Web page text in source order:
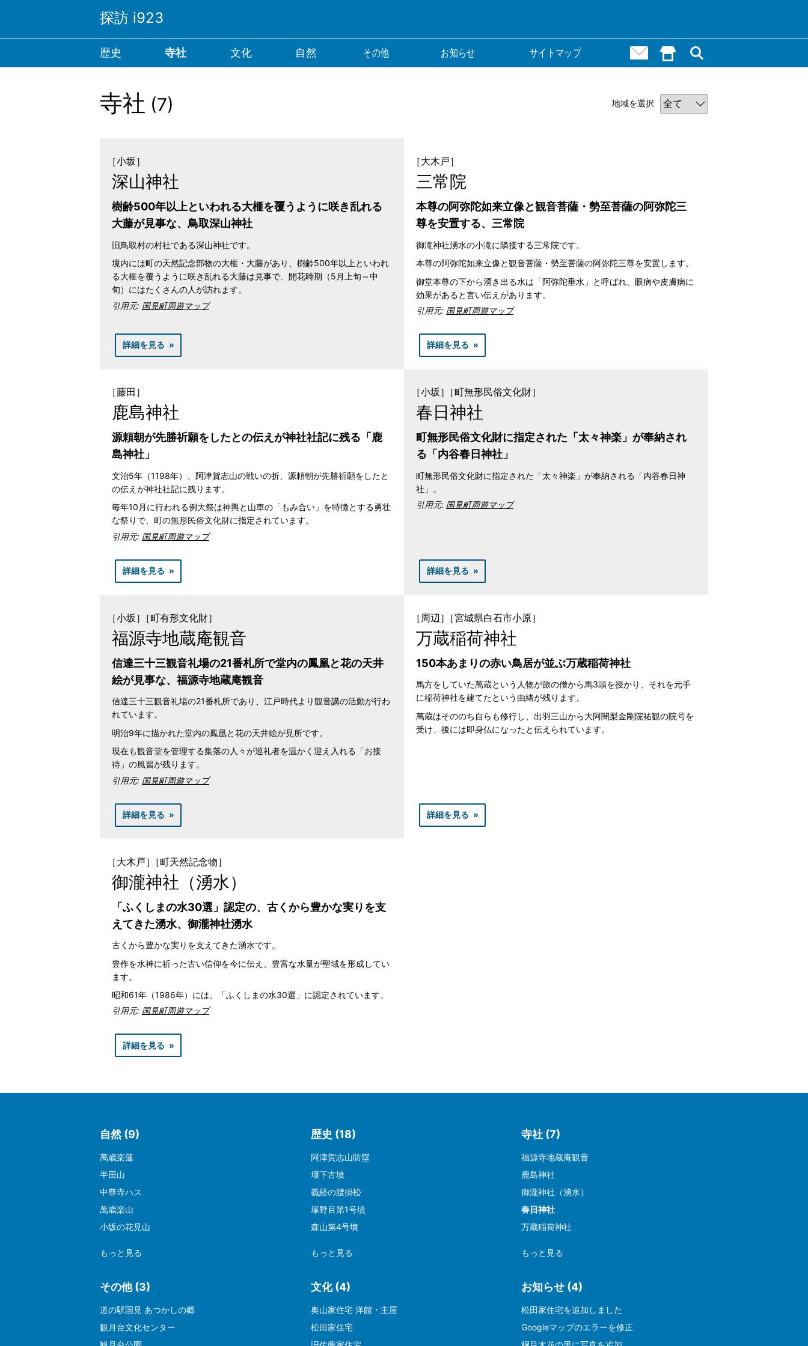
探訪 i923
a
i
n
i
g
歴史 寺社 文化 自然 その他 お知らせ サイトマップ
お問い合わせ
HOME()
寺社 (7) 地域を選択
［小坂］
深山神社
樹齢500年以上といわれる大榧を覆うように咲き乱れる
大藤が見事な、鳥取深山神社
旧鳥取村の村社である深山神社です。
境内には町の天然記念部物の大榧・大藤があり、樹齢500年以上といわれ
る大榧を覆うように咲き乱れる大藤は見事で、開花時期（5月上旬～中
旬）にはたくさんの人が訪れます。
引用元: 国見町周遊マップ
詳細を見る
［大木戸］
三常院
本尊の阿弥陀如来立像と観音菩薩・勢至菩薩の阿弥陀三
尊を安置する、三常院
御滝神社湧水の小滝に隣接する三常院です。
本尊の阿弥陀如来立像と観音菩薩・勢至菩薩の阿弥陀三尊を安置します。
御堂本尊の下から湧き出る水は「阿弥陀垂水」と呼ばれ、眼病や皮膚病に
効果があると言い伝えがあります。
引用元: 国見町周遊マップ
詳細を見る
［藤田］
鹿島神社
源頼朝が先勝祈願をしたとの伝えが神社社記に残る「鹿
島神社」
文治5年（1198年）、阿津賀志山の戦いの折、源頼朝が先勝祈願をしたと
の伝えが神社社記に残ります。
毎年10月に行われる例大祭は神輿と山車の「もみ合い」を特徴とする勇壮
な祭りで、町の無形民俗文化財に指定されています。
引用元: 国見町周遊マップ
詳細を見る
［小坂］ ［町無形民俗文化財］
春日神社
町無形民俗文化財に指定された「太々神楽」が奉納され
る「内谷春日神社」
町無形民俗文化財に指定された「太々神楽」が奉納される「内谷春日神
社」。
引用元: 国見町周遊マップ
詳細を見る
［小坂］ ［町有形文化財］
福源寺地蔵庵観音
信達三十三観音礼場の21番札所で堂内の鳳凰と花の天井
絵が見事な、福源寺地蔵庵観音
信達三十三観音礼場の21番札所であり、江戸時代より観音講の活動が行わ
れています。
明治9年に描かれた堂内の鳳凰と花の天井絵が見所です。
現在も観音堂を管理する集落の人々が巡礼者を温かく迎え入れる「お接
待」の風習が残ります。
引用元: 国見町周遊マップ
詳細を見る
［周辺］ ［宮城県白石市小原］
万蔵稲荷神社
150本あまりの赤い鳥居が並ぶ万蔵稲荷神社
馬方をしていた萬蔵という人物が旅の僧から馬3頭を授かり、それを元手
に稲荷神社を建てたという由緒が残ります。
萬蔵はそののち自らも修行し、出羽三山から大阿闇梨金剛院祐観の院号を
受け、後には即身仏になったと伝えられています。
詳細を見る
［大木戸］ ［町天然記念物］
御瀧神社（湧水）
「ふくしまの水30選」認定の、古くから豊かな実りを支
えてきた湧水、御瀧神社湧水
古くから豊かな実りを支えてきた湧水です。
豊作を水神に祈った古い信仰を今に伝え、豊富な水量が聖域を形成してい
ます。
昭和61年（1986年）には、「ふくしまの水30選」に認定されています。
引用元: 国見町周遊マップ
詳細を見る
自然 (9)
萬歳楽蓮
半田山
中尊寺ハス
萬歳楽山
小坂の花見山
もっと見る
歴史 (18)
阿津賀志山防塁
堰下古墳
義経の腰掛松
塚野目第1号墳
森山第4号墳
もっと見る
寺社 (7)
福源寺地蔵庵観音
鹿島神社
御瀧神社（湧水）
春日神社
万蔵稲荷神社
もっと見る
その他 (3)
道の駅国見 あつかしの郷
観月台文化センター
文化 (4)
奥山家住宅 洋館・主屋
松田家住宅
お知らせ (4)
松田家住宅を追加しました
Googleマップのエラーを修正